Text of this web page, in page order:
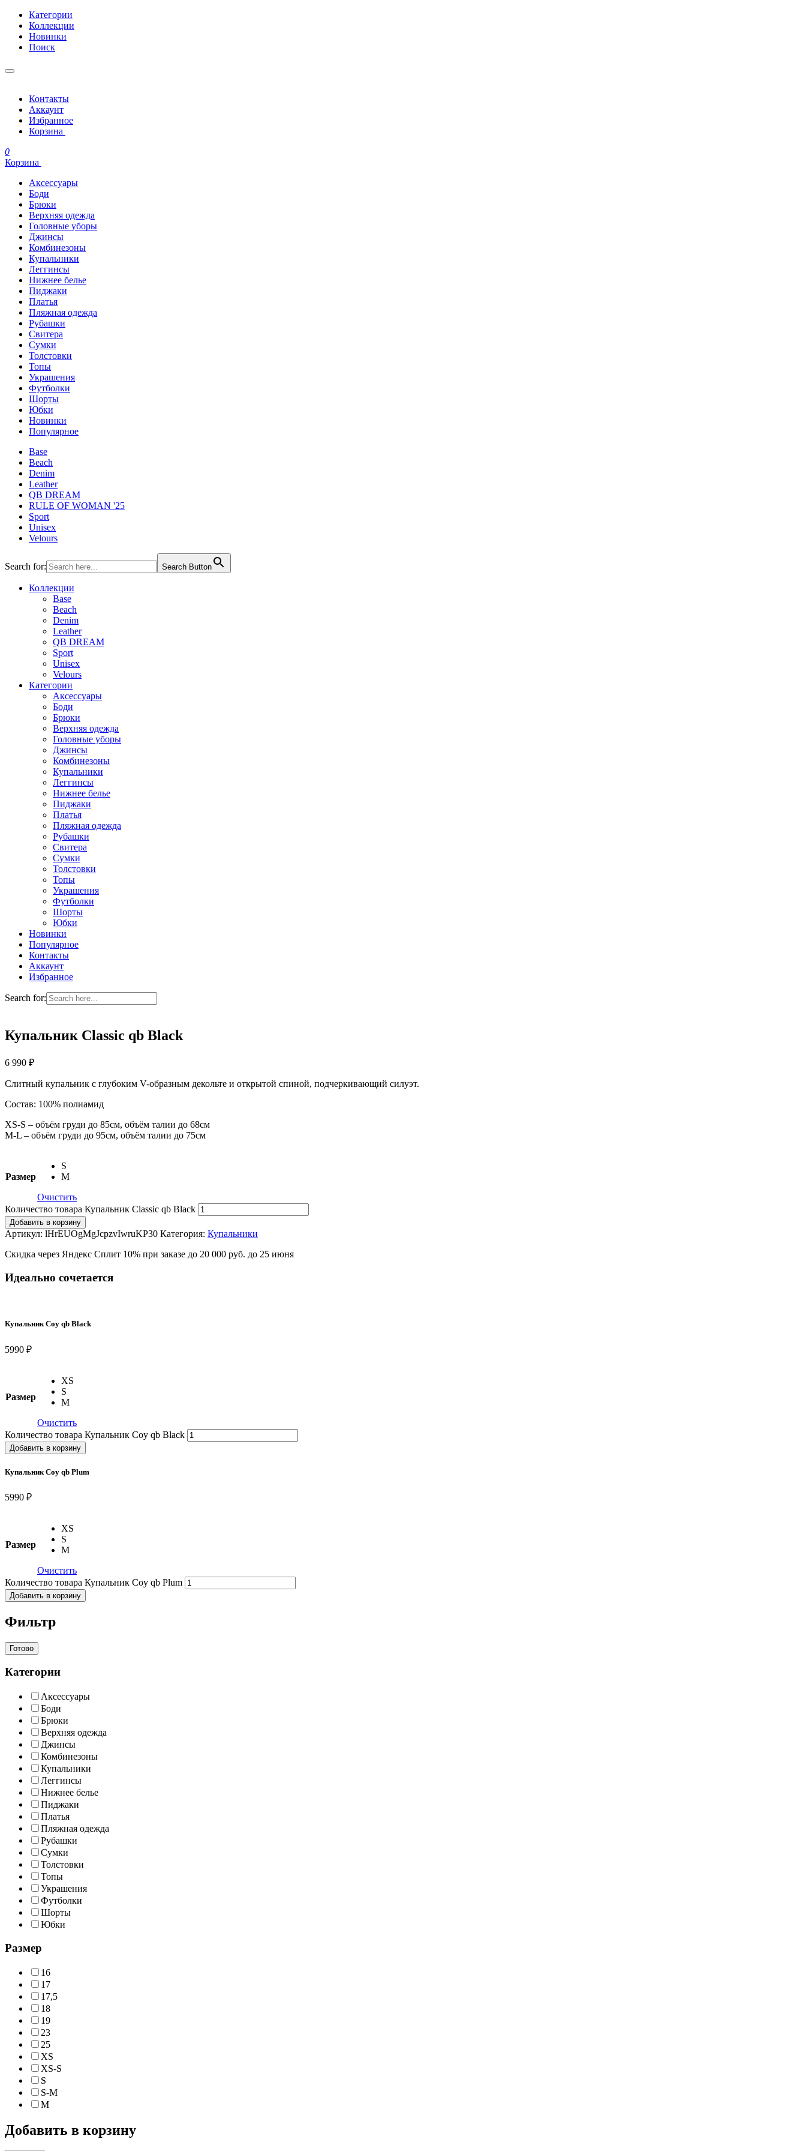
Категории
Коллекции
Новинки
Поиск
Контакты
Аккаунт
Избранное
Корзина
0
Корзина
Аксессуары
Боди
Брюки
Верхняя одежда
Головные уборы
Джинсы
Комбинезоны
Купальники
Леггинсы
Нижнее белье
Пиджаки
Платья
Пляжная одежда
Рубашки
Свитера
Сумки
Толстовки
Топы
Украшения
Футболки
Шорты
Юбки
Новинки
Популярное
Base
Beach
Denim
Leather
QB DREAM
RULE OF WOMAN '25
Sport
Unisex
Velours
Search for: Search Button
Коллекции
Base
Beach
Denim
Leather
QB DREAM
Sport
Unisex
Velours
Категории
Аксессуары
Боди
Брюки
Верхняя одежда
Головные уборы
Джинсы
Комбинезоны
Купальники
Леггинсы
Нижнее белье
Пиджаки
Платья
Пляжная одежда
Рубашки
Свитера
Сумки
Толстовки
Топы
Украшения
Футболки
Шорты
Юбки
Новинки
Популярное
Контакты
Аккаунт
Избранное
Search for:
Купальник Classic qb Black
6 990 ₽
Слитный купальник с глубоким V-образным декольте и открытой спиной, подчеркивающий силуэт.
Состав: 100% полиамид
XS-S – объём груди до 85см, объём талии до 68см
M-L – объём груди до 95см, объём талии до 75см
Размер
S
M
Очистить
Количество товара Купальник Classic qb Black
Добавить в корзину
Артикул: lHrEUOgMgJcpzvIwruKP30 Категория: Купальники
Скидка через Яндекс Сплит 10% при заказе до 20 000 руб. до 25 июня
Идеально сочетается
Купальник Coy qb Black
5990 ₽
Размер
XS
S
M
Очистить
Количество товара Купальник Coy qb Black
Добавить в корзину
Купальник Coy qb Plum
5990 ₽
Размер
XS
S
M
Очистить
Количество товара Купальник Coy qb Plum
Добавить в корзину
Фильтр
Готово
Категории
Аксессуары
Боди
Брюки
Верхняя одежда
Джинсы
Комбинезоны
Купальники
Леггинсы
Нижнее белье
Пиджаки
Платья
Пляжная одежда
Рубашки
Сумки
Толстовки
Топы
Украшения
Футболки
Шорты
Юбки
Размер
16
17
17,5
18
19
23
25
XS
XS-S
S
S-M
M
Добавить в корзину